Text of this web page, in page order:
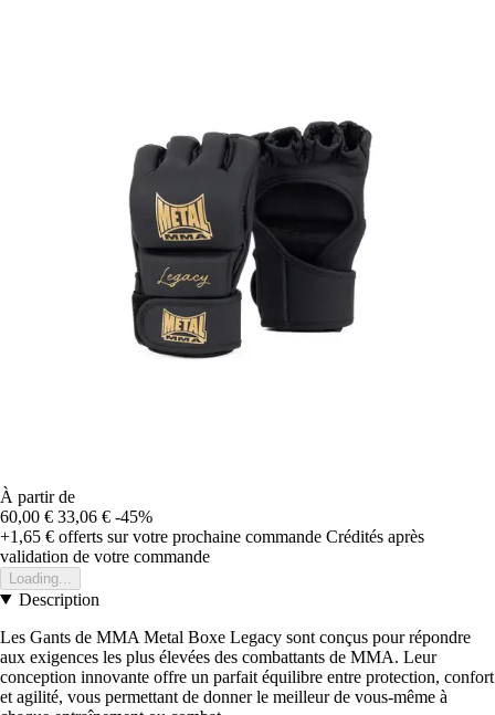
À partir de
60,00 € 33,06 € -45%
+1,65 € offerts sur votre prochaine commande Crédités après
validation de votre commande
Loading...
Description
Les Gants de MMA Metal Boxe Legacy sont conçus pour répondre
aux exigences les plus élevées des combattants de MMA. Leur
conception innovante offre un parfait équilibre entre protection, confort
et agilité, vous permettant de donner le meilleur de vous-même à